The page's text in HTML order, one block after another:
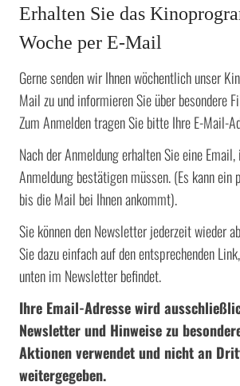
Erhalten Sie das
Woche per E-Mail
Gerne senden wir Ihnen wöchentlich unser
Mail zu und informieren Sie über besondere
Zum Anmelden tragen Sie bitte Ihre E-Mail-
Nach der Anmeldung erhalten Sie eine
Anmeldung bestätigen müssen. (Es kann ein
bis die Mail bei Ihnen ankommt).
Sie können den Newsletter jederzeit wieder
Sie dazu einfach auf den entsprechenden
unten im Newsletter befindet.
Ihre Email-Adresse wird
Newsletter und Hinweise zu
Aktionen verwendet und nicht an
weitergegeben.